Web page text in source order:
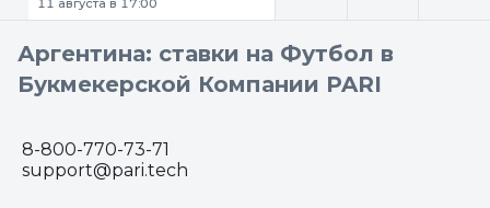
11 августа в 17:00
Аргентина: ставки на Футбол в
Букмекерской Компании PARI
8-800-770-73-71
support@pari.tech